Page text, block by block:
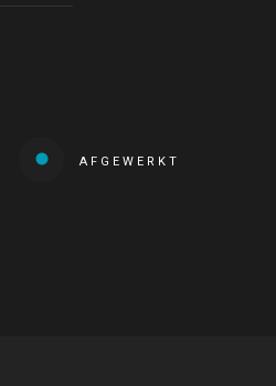
AFGEWERKT